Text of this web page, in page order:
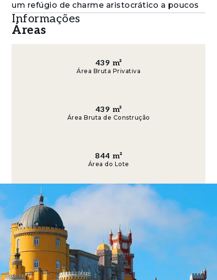
um refúgio de charme aristocrático a poucos
minutos de Lisboa. Inserido num cenário de
rara beleza, rodeado por palácios históricos,
jardins românticos e vistas deslumbrantes
oportunidade rara para construir a casa dos
Com uma área bruta privativa de 439 m², este
condomínio privado ou uma residência de
arquitetura contemporânea, com todas as
localização privilegiada garante fácil acesso
ao centro histórico de Sintra, património
mundial da UNESCO, onde poderá desfrutar
de cafés tradicionais, lojas exclusivas e alguns
dos melhores restaurantes da região.
Encante-se pela envolvência natural da serra,
ideal para caminhadas e passeios tranquilos, e
Informações
Áreas
439 m²
Área Bruta Privativa
439 m²
Área Bruta de Construção
844 m²
Área do Lote